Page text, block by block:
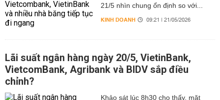
21/5 nhìn chung ổn định so với...
KINH DOANH 09:21 | 21/05/2026
Lãi suất ngân hàng ngày 20/5, VietinBank,
VietcomBank, Agribank và BIDV sắp điều
chỉnh?
Khảo sát lúc 8h30 cho thấy, mặt